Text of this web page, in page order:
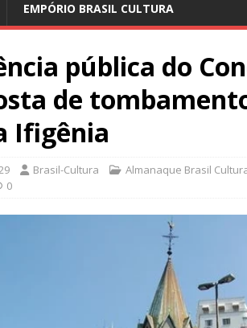
EMPÓRIO BRASIL CULTURA
pública do
de
Ifigênia
Brasil-Cultura Almanaque Brasil
0